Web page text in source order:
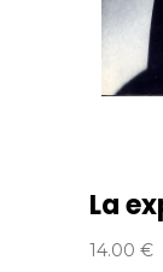
La
14.00 €